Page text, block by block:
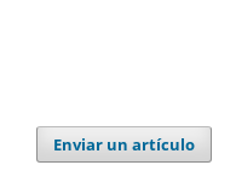
Enviar un artículo